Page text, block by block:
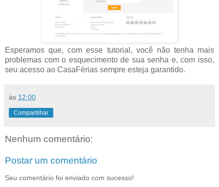
Esperamos que, com esse tutorial, você não tenha mais
problemas com o esquecimento de sua senha e, com isso,
seu acesso ao CasaFérias sempre esteja garantido.
às 12:00
Compartilhar
Nenhum comentário:
Postar um comentário
Seu comentário foi enviado com sucesso!